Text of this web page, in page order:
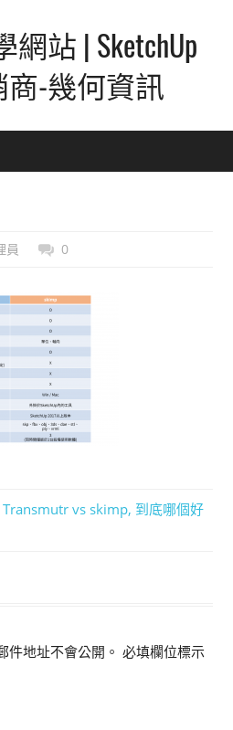
網站 | SketchUp
-幾何資訊
員 0
vs skimp, 到底哪個好
件地址不會公開。 必填欄位標示